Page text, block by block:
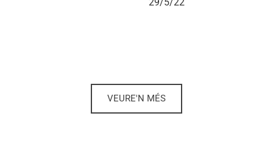
VEURE'N MÉS